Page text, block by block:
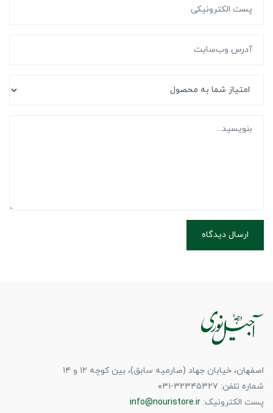
ارسال دیدگاه
اصفهان، خیابان جهاد (صارمیه سابق)، بین کوچه ۱۲ و ۱۴
شماره تلفن: ۳۲۳۴۵۳۲۷-۰۳۱
پست الکترونیک: info@nouristore.ir